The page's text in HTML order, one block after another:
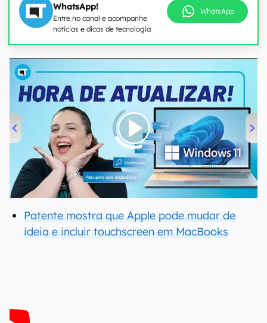
WhatsApp!
Entre no canal e acompanhe
notícias e dicas de tecnologia
WhatsApp
00:00 04:52
Patente mostra que Apple pode mudar de
ideia e incluir touchscreen em MacBooks